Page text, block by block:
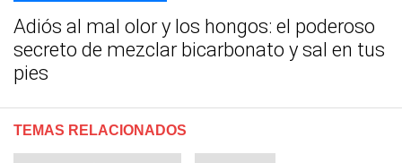
Adiós al mal olor y los hongos: el poderoso
secreto de mezclar bicarbonato y sal en tus
pies
TEMAS RELACIONADOS